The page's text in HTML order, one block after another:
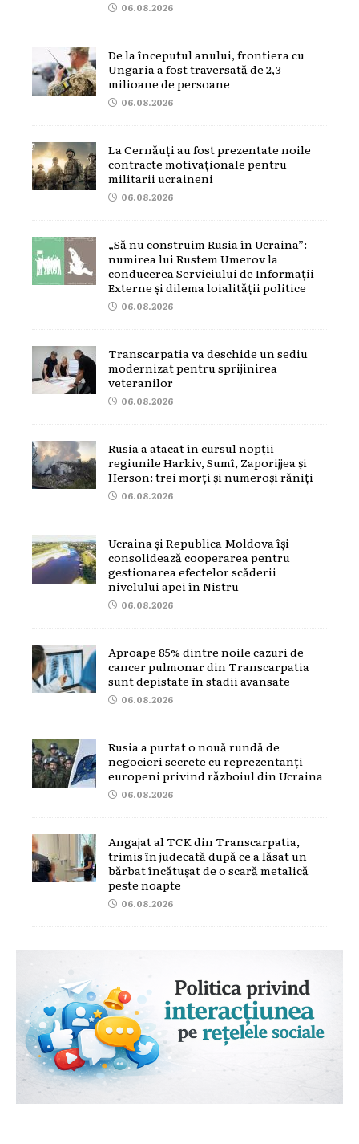
06.08.2026
De la începutul anului, frontiera cu
Ungaria a fost traversată de 2,3
milioane de persoane
06.08.2026
La Cernăuți au fost prezentate noile
contracte motivaționale pentru
militarii ucraineni
06.08.2026
„Să nu construim Rusia în Ucraina”:
numirea lui Rustem Umerov la
conducerea Serviciului de Informații
Externe și dilema loialității politice
06.08.2026
Transcarpatia va deschide un sediu
modernizat pentru sprijinirea
veteranilor
06.08.2026
Rusia a atacat în cursul nopții
regiunile Harkiv, Sumî, Zaporijjea și
Herson: trei morți și numeroși răniți
06.08.2026
Ucraina și Republica Moldova își
consolidează cooperarea pentru
gestionarea efectelor scăderii
nivelului apei în Nistru
06.08.2026
Aproape 85% dintre noile cazuri de
cancer pulmonar din Transcarpatia
sunt depistate în stadii avansate
06.08.2026
Rusia a purtat o nouă rundă de
negocieri secrete cu reprezentanți
europeni privind războiul din Ucraina
06.08.2026
Angajat al TCK din Transcarpatia,
trimis în judecată după ce a lăsat un
bărbat încătușat de o scară metalică
peste noapte
06.08.2026